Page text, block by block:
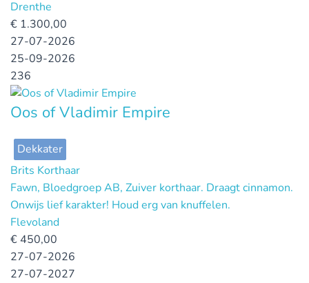
Drenthe
€ 1.300,00
27-07-2026
25-09-2026
236
Oos of Vladimir Empire
Dekkater
Brits Korthaar
Fawn, Bloedgroep AB, Zuiver korthaar. Draagt cinnamon.
Onwijs lief karakter! Houd erg van knuffelen.
Flevoland
€ 450,00
27-07-2026
27-07-2027